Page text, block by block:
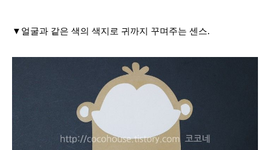
▼얼굴과 같은 색의 색지로 귀까지 꾸며주는 센스.